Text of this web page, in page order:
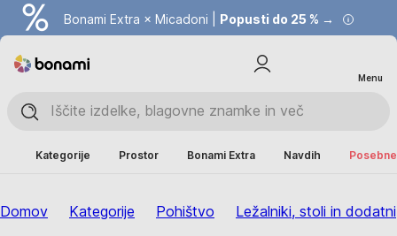
Bonami Extra × Micadoni | Popusti do 25 % →
Menu
Kategorije Prostor Bonami Extra Navdih
Domov Kategorije Pohištvo Ležalniki, stoli in dodatni